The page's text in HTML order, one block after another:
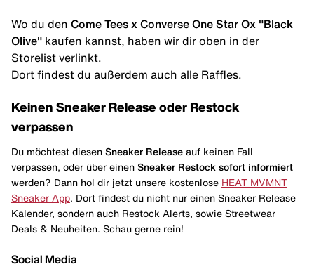
Wo du den Come Tees x Converse One Star Ox "Black
Olive" kaufen kannst, haben wir dir oben in der
Storelist verlinkt.
Dort findest du außerdem auch alle Raffles.
Keinen Sneaker Release oder Restock
verpassen
Du möchtest diesen Sneaker Release auf keinen Fall
verpassen, oder über einen Sneaker Restock sofort informiert
werden? Dann hol dir jetzt unsere kostenlose HEAT MVMNT
Sneaker App . Dort findest du nicht nur einen Sneaker Release
Kalender, sondern auch Restock Alerts, sowie Streetwear
Deals & Neuheiten. Schau gerne rein!
Social Media